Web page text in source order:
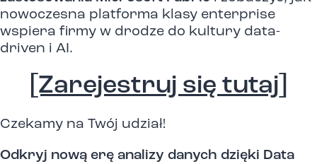
nowoczesna platforma klasy enterprise
wspiera firmy w drodze do kultury data-
driven i AI.
[Zarejestruj się tutaj]
Czekamy na Twój udział!
Odkryj nową erę analizy danych dzięki Data